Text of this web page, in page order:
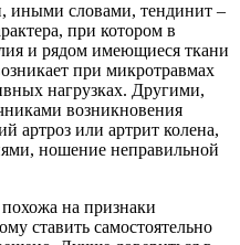
иными словами, тендинит –
при котором в
и рядом имеющиеся ткани
при микротравмах
нагрузках. Другими,
возникновения
артроз или артрит колена,
ношение неправильной
на признаки
ставить самостоятельно